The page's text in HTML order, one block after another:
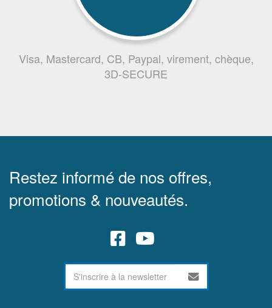
Visa, Mastercard, CB, Paypal, virement, chèque,
3D-SECURE
Restez informé de nos offres,
promotions & nouveautés.